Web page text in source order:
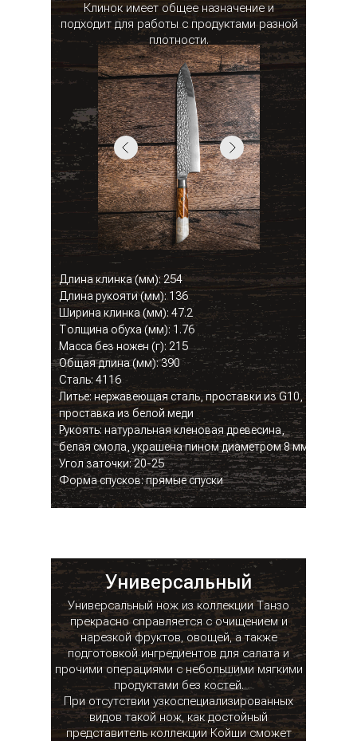
Клинок имеет общее назначение и
подходит для работы с продуктами разной
плотности.
Длина клинка (мм): 254
Длина рукояти (мм): 136
Ширина клинка (мм): 47.2
Толщина обуха (мм): 1.76
Масса без ножен (г): 215
Общая длина (мм): 390
Сталь: 4116
Литье: нержавеющая сталь, проставки из G10,
проставка из белой меди
Рукоять: натуральная кленовая древесина,
белая смола, украшена пином диаметром 8 мм
Угол заточки: 20-25
Форма спусков: прямые спуски
Универсальный
Универсальный нож из коллекции Танзо
прекрасно справляется с очищением и
нарезкой фруктов, овощей, а также
подготовкой ингредиентов для салата и
прочими операциями с небольшими мягкими
продуктами без костей.
При отсутствии узкоспециализированных
видов такой нож, как достойный
представитель коллекции Койши сможет